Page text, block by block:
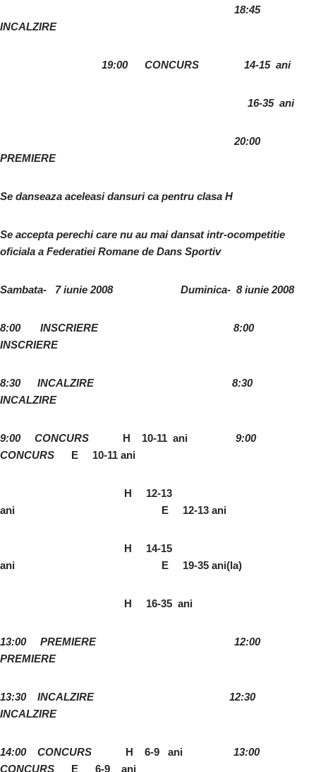
18:45
INCALZIRE
19:00 CONCURS 14-15 ani
16-35 ani
20:00
PREMIERE
Se danseaza aceleasi dansuri ca pentru clasa H
Se accepta perechi care nu au mai dansat intr-ocompetitie
oficiala a Federatiei Romane de Dans Sportiv
Sambata- 7 iunie 2008 Duminica- 8 iunie 2008
8:00INSCRIERE 8:00
INSCRIERE
8:30INCALZIRE 8:30
INCALZIRE
9:00CONCURS H 10-11 ani 9:00
CONCURS E 10-11 ani
H 12-13
ani E 12-13 ani
H 14-15
ani E 19-35 ani(la)
H 16-35 ani
13:00PREMIERE 12:00
PREMIERE
13:30INCALZIRE 12:30
INCALZIRE
14:00CONCURS H 6-9 ani 13:00
CONCURS
E 6-9 ani